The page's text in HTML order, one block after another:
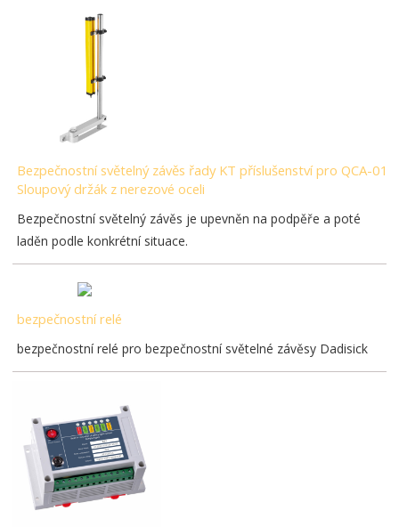
Bezpečnostní světelný závěs řady KT příslušenství pro QCA-01
Sloupový držák z nerezové oceli
Bezpečnostní světelný závěs je upevněn na podpěře a poté
laděn podle konkrétní situace.
bezpečnostní relé
bezpečnostní relé pro bezpečnostní světelné závěsy Dadisick